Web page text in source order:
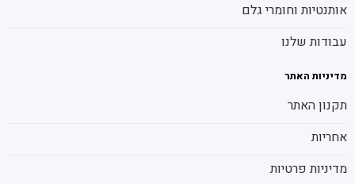
אותנטיות וחומרי גלם
עבודות שלנו
מדיניות האתר
תקנון האתר
אחריות
מדיניות פרטיות